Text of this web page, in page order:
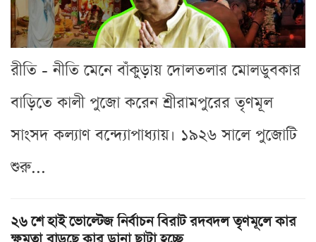
রীতি - নীতি মেনে বাঁকুড়ায় দোলতলার মোলডুবকার
বাড়িতে কালী পুজো করেন শ্রীরামপুরের তৃণমূল
সাংসদ কল্যাণ বন্দ্যোপাধ্যায়। ১৯২৬ সালে পুজোটি
শুরু...
২৬ শে হাই ভোল্টেজ নির্বাচন বিরাট রদবদল তৃণমূলে কার